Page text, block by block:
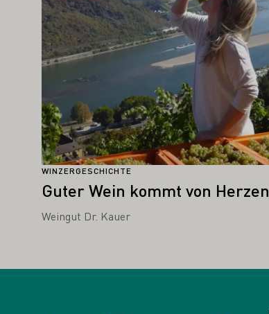
WINZERGESCHICHTE
Guter Wein kommt von Herzen
Weingut Dr. Kauer